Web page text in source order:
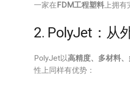
一家在FDM工程塑料上拥有
2. PolyJet：从
PolyJet以高精度、多材料
性上同样有优势：